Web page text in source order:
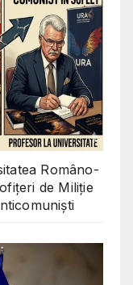
Româno-
de Miliție